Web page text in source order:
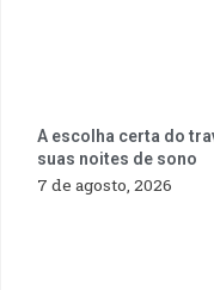
A escolha certa do
suas noites de sono
7 de agosto, 2026